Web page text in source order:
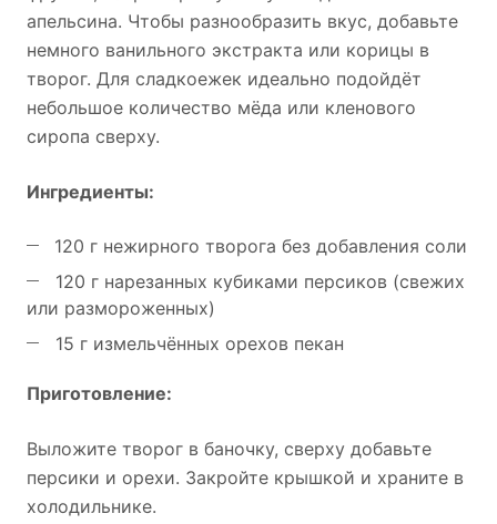
апельсина. Чтобы разнообразить вкус, добавьте
немного ванильного экстракта или корицы в
творог. Для сладкоежек идеально подойдёт
небольшое количество мёда или кленового
сиропа сверху.
Ингредиенты:
120 г нежирного творога без добавления соли
120 г нарезанных кубиками персиков (свежих
или размороженных)
15 г измельчённых орехов пекан
Приготовление:
Выложите творог в баночку, сверху добавьте
персики и орехи. Закройте крышкой и храните в
холодильнике.